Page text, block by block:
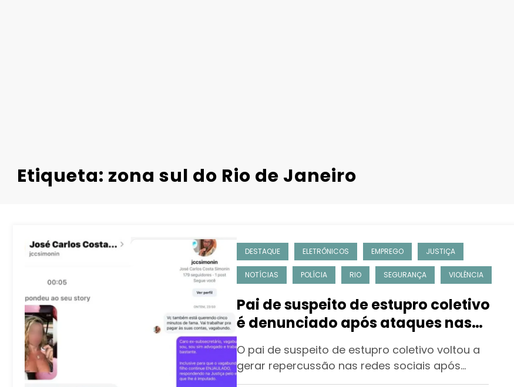
Etiqueta: zona sul do Rio de Janeiro
DESTAQUE ELETRÔNICOS EMPREGO JUSTIÇA
NOTÍCIAS POLÍCIA RIO SEGURANÇA VIOLÊNCIA
Pai de suspeito de estupro coletivo
é denunciado após ataques nas
redes
O pai de suspeito de estupro coletivo voltou a
gerar repercussão nas redes sociais após…